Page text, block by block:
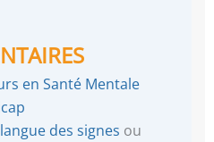
en Santé Mentale
des signes ou